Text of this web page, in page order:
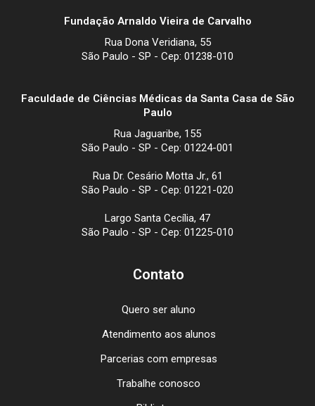
Fundação Arnaldo Vieira de Carvalho
Rua Dona Veridiana, 55
São Paulo - SP - Cep: 01238-010
Faculdade de Ciências Médicas da Santa Casa de São
Paulo
Rua Jaguaribe, 155
São Paulo - SP - Cep: 01224-001
Rua Dr. Cesário Motta Jr., 61
São Paulo - SP - Cep: 01221-020
Largo Santa Cecília, 47
São Paulo - SP - Cep: 01225-010
Contato
Quero ser aluno
Atendimento aos alunos
Parcerias com empresas
Trabalhe conosco